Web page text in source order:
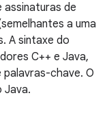
de
a uma
A sintaxe do
C++ e Java,
chave. O
Java.